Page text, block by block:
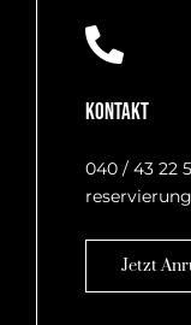
Kontakt
040 / 43 22
Jetzt